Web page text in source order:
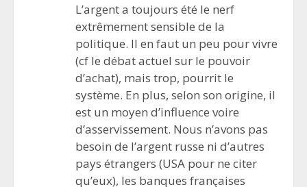
L’argent a toujours été le nerf
extrêmement sensible de la
politique. Il en faut un peu pour vivre
(cf le débat actuel sur le pouvoir
d’achat), mais trop, pourrit le
système. En plus, selon son origine, il
est un moyen d’influence voire
d’asservissement. Nous n’avons pas
besoin de l’argent russe ni d’autres
pays étrangers (USA pour ne citer
qu’eux), les banques françaises